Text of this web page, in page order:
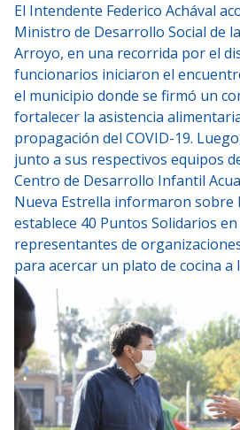
El Intendente Federico Achával
Ministro de Desarrollo Social de
Arroyo, en una recorrida por el
funcionarios iniciaron el
el municipio donde se firmó un
fortalecer la asistencia
propagación del COVID-19.
junto a sus respectivos equipos
Centro de Desarrollo Infantil
Nueva Estrella informaron sobre
establece 40 Puntos Solidarios
representantes de
para acercar un plato de cocina a